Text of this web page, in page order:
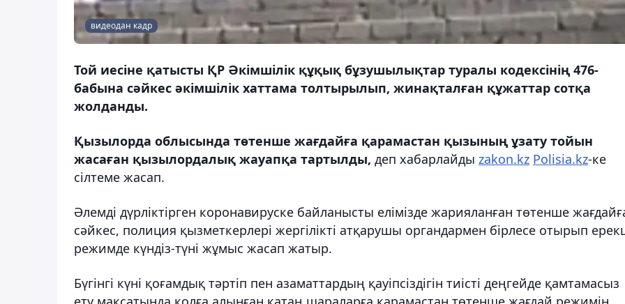
видеодан кадр
Той иесіне қатысты ҚР Әкімшілік құқық бұзушылықтар туралы кодексінің 476-
бабына сәйкес әкімшілік хаттама толтырылып, жинақталған құжаттар сотқа
жолданды.
Қызылорда облысында төтенше жағдайға қарамастан қызының ұзату тойын
жасаған қызылордалық жауапқа тартылды, деп хабарлайды zakon.kz Polisia.kz-ке
сілтеме жасап.
Әлемді дүрліктірген коронавируске байланысты елімізде жарияланған төтенше
сәйкес, полиция қызметкерлері жергілікті атқарушы органдармен бірлесе отырып
режимде күндіз-түні жұмыс жасап жатыр.
Бүгінгі күні қоғамдық тәртіп пен азаматтардың қауіпсіздігін тиісті деңгейде қамтамасыз